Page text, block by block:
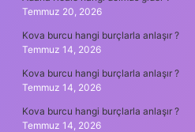
Temmuz 20, 2026
Kova burcu hangi burçlarla anlaşır ?
Temmuz 14, 2026
Kova burcu hangi burçlarla anlaşır ?
Temmuz 14, 2026
Kova burcu hangi burçlarla anlaşır ?
Temmuz 14, 2026